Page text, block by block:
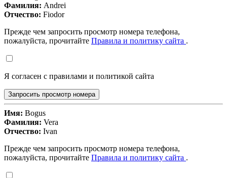
Фамилия: Andrei
Отчество: Fiodor
Прежде чем запросить просмотр номера телефона,
пожалуйста, прочитайте Правила и политику сайта .
Я согласен с правилами и политикой сайта
Запросить просмотр номера
Имя: Bogus
Фамилия: Vera
Отчество: Ivan
Прежде чем запросить просмотр номера телефона,
пожалуйста, прочитайте Правила и политику сайта .